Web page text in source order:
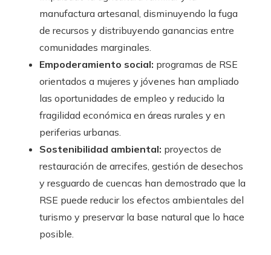
manufactura artesanal, disminuyendo la fuga
de recursos y distribuyendo ganancias entre
comunidades marginales.
Empoderamiento social: programas de RSE
orientados a mujeres y jóvenes han ampliado
las oportunidades de empleo y reducido la
fragilidad económica en áreas rurales y en
periferias urbanas.
Sostenibilidad ambiental: proyectos de
restauración de arrecifes, gestión de desechos
y resguardo de cuencas han demostrado que la
RSE puede reducir los efectos ambientales del
turismo y preservar la base natural que lo hace
posible.